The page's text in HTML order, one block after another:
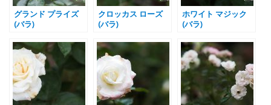
グランド プライズ
(バラ)
クロッカス ローズ
(バラ)
ホワイト マジック
(バラ)